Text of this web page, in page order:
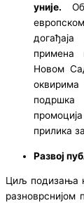
уније.
примена
Новом
подршка
прилика
Развој
Циљ подизања
разноврснијом